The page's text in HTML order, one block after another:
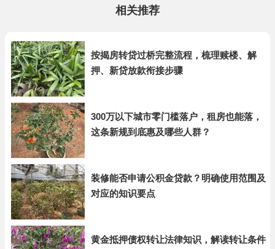
相关推荐
按揭房转贷过桥完整流程，梳理赎楼、解
押、新贷放款衔接步骤
300万以下城市零门槛落户，租房也能落，
这条新规到底惠及哪些人群？
装修能否申请公积金贷款？明确使用范围及
对应的知识要点
黄金抵押债权转让法律知识，解读转让条件